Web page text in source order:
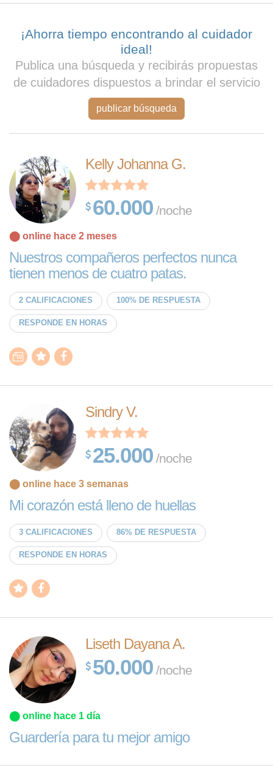
¡Ahorra tiempo encontrando al cuidador
ideal!
Publica una búsqueda y recibirás propuestas
de cuidadores dispuestos a brindar el servicio
publicar búsqueda
Kelly Johanna G.
60.000 /noche
⬤ online hace 2 meses
Nuestros compañeros perfectos nunca
tienen menos de cuatro patas.
2 CALIFICACIONES 100% DE RESPUESTA
RESPONDE EN HORAS
Sindry V.
25.000 /noche
⬤ online hace 3 semanas
Mi corazón está lleno de huellas
3 CALIFICACIONES 86% DE RESPUESTA
RESPONDE EN HORAS
Liseth Dayana A.
50.000 /noche
⬤ online hace 1 día
Guardería para tu mejor amigo